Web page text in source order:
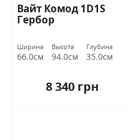
Вайт Комод 1D1S
Гербор
Ширина
66.0см
Высота
94.0см
Глубина
35.0см
8 340 грн